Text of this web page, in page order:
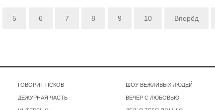
5 6 7 8 9 10 Вперёд
ГОВОРИТ ПСКОВ
ДЕЖУРНАЯ ЧАСТЬ
ШОУ ВЕЖЛИВЫХ ЛЮДЕЙ
ВЕЧЕР С ЛЮБОВЬЮ